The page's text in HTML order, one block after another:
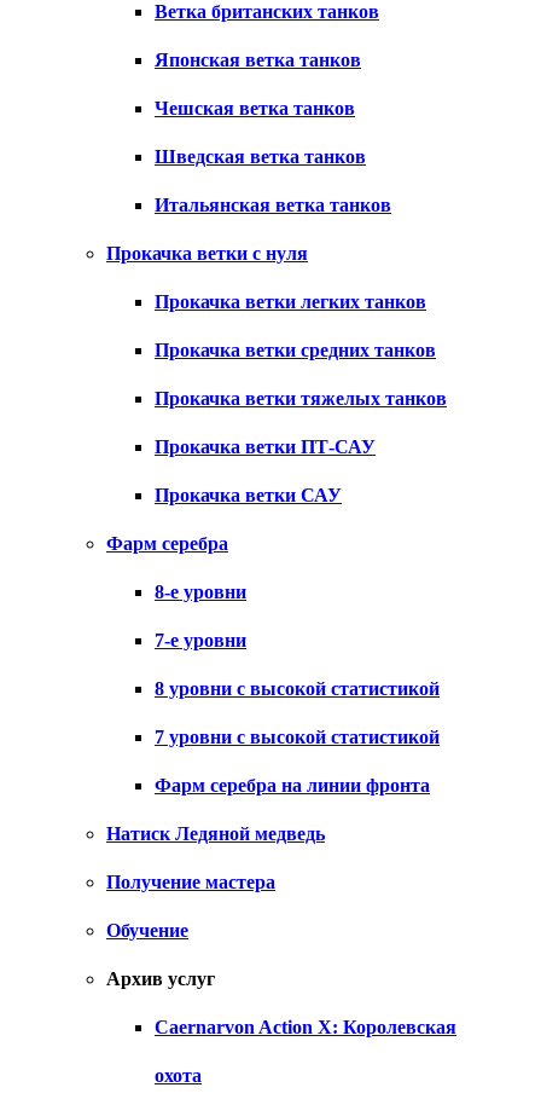
Ветка британских танков
Японская ветка танков
Чешская ветка танков
Шведская ветка танков
Итальянская ветка танков
Прокачка ветки с нуля
Прокачка ветки легких танков
Прокачка ветки средних танков
Прокачка ветки тяжелых танков
Прокачка ветки ПТ-САУ
Прокачка ветки САУ
Фарм серебра
8-е уровни
7-е уровни
8 уровни с высокой статистикой
7 уровни с высокой статистикой
Фарм серебра на линии фронта
Натиск Ледяной медведь
Получение мастера
Обучение
Архив услуг
Caernarvon Action X: Королевская
охота